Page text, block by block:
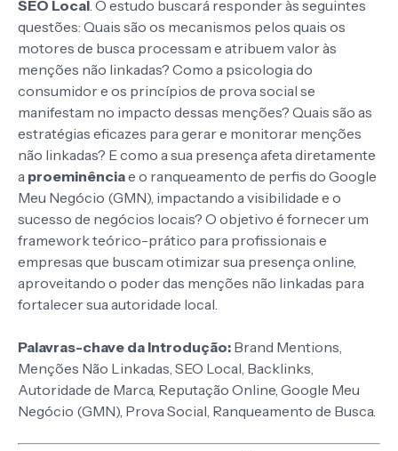
SEO Local . O estudo buscará responder às seguintes
questões: Quais são os mecanismos pelos quais os
motores de busca processam e atribuem valor às
menções não linkadas? Como a psicologia do
consumidor e os princípios de prova social se
manifestam no impacto dessas menções? Quais são as
estratégias eficazes para gerar e monitorar menções
não linkadas? E como a sua presença afeta diretamente
a proeminênciae o ranqueamento de perfis do Google
Meu Negócio (GMN), impactando a visibilidade e o
sucesso de negócios locais? O objetivo é fornecer um
framework teórico-prático para profissionais e
empresas que buscam otimizar sua presença online,
aproveitando o poder das menções não linkadas para
fortalecer sua autoridade local.
Palavras-chave da Introdução: Brand Mentions,
Menções Não Linkadas, SEO Local, Backlinks,
Autoridade de Marca, Reputação Online, Google Meu
Negócio (GMN), Prova Social, Ranqueamento de Busca.